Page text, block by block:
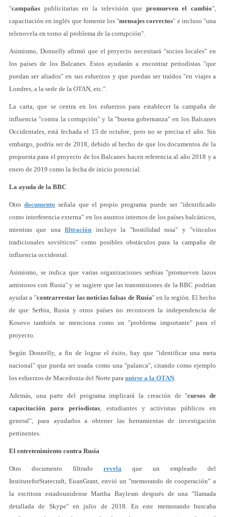
"campañas publicitarias en la televisión que promueven el cambio",
capacitación en inglés que fomente los "mensajes correctos" e incluso "una
telenovela en torno al problema de la corrupción".
Asimismo, Donnelly afirmó que el proyecto necesitará "socios locales" en
los países de los Balcanes. Estos ayudarán a encontrar periodistas "que
puedan ser aliados" en sus esfuerzos y que puedan ser traídos "en viajes a
Londres, a la sede de la OTAN, etc.".
La carta, que se centra en los esfuerzos para establecer la campaña de
influencia "contra la corrupción" y la "buena gobernanza" en los Balcanes
Occidentales, está fechada el 15 de octubre, pero no se precisa el año. Sin
embargo, podría ser de 2018, debido al hecho de que los documentos de la
propuesta para el proyecto de los Balcanes hacen referencia al año 2018 y a
enero de 2019 como la fecha de inicio potencial.
La ayuda de la BBC
Otrodocumento señala que el propio programa puede ser "identificado
como interferencia externa" en los asuntos internos de los países balcánicos,
mientras que unafiltración incluye la "hostilidad rusa" y "vínculos
tradicionales soviéticos" como posibles obstáculos para la campaña de
influencia occidental.
Asimismo, se indica que varias organizaciones serbias "promueven lazos
amistosos con Rusia" y se sugiere que las transmisiones de la BBC podrían
ayudar a "contrarrestar las noticias falsas de Rusia" en la región. El hecho
de que Serbia, Rusia y otros países no reconocen la independencia de
Kosovo también se menciona como un "problema importante" para el
proyecto.
Según Donnelly, a fin de lograr el éxito, hay que "identificar una meta
nacional" que pueda ser usada como una "palanca", citando como ejemplo
los esfuerzos de Macedonia del Norte para unirse a la OTAN.
Además, una parte del programa implicará la creación de "cursos de
capacitación para periodistas, estudiantes y activistas públicos en
general", para ayudarlos a obtener las herramientas de investigación
pertinentes.
El entretenimiento contra Rusia
Otro documento filtrado revela que un empleado del
InstituteforStatecraft, EuanGrant, envió un "memorando de cooperación" a
la escritora estadounidense Martha Baylesm después de una "llamada
detallada de Skype" en julio de 2018. En este memorando buscaba